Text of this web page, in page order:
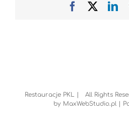
Facebook
Restauracje PKL | All Rights
by MaxWebStudio.pl|